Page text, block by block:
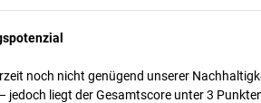
noch nicht genügend unserer
jedoch liegt der Gesamtscore unter 3